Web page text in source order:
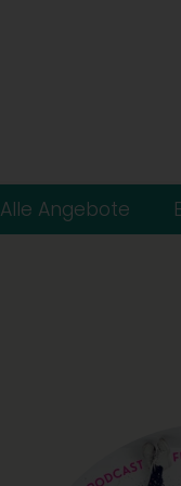
Alle Angebote